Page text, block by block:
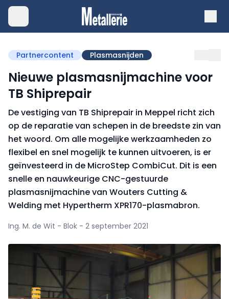
Partnercontent Plasmasnijden
Nieuwe plasmasnijmachine voor
TB Shiprepair
De vestiging van TB Shiprepair in Meppel richt zich
op de reparatie van schepen in de breedste zin van
het woord. Om alle mogelijke werkzaamheden zo
flexibel en snel mogelijk te kunnen uitvoeren, is er
geïnvesteerd in de MicroStep CombiCut. Dit is een
snelle en nauwkeurige CNC-gestuurde
plasmasnijmachine van Wouters Cutting &
Welding met Hypertherm XPR170-plasmabron.
Ing. M. de Wit - Blok - 2 september 2021